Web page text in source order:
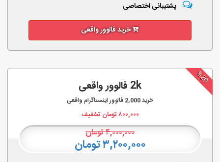
پشتیبانی اختصاصی
خرید فالوور واقعی
%20
2k فالوور واقعی
خرید2,000 فالوور اینستاگرام واقعی
۸۰۰,۰۰۰تومان تخفیف
۴,۰۰۰,۰۰۰تومان
۳,۲۰۰,۰۰۰ تومان